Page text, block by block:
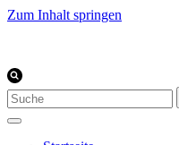
Zum Inhalt springen
Suchen
nach …